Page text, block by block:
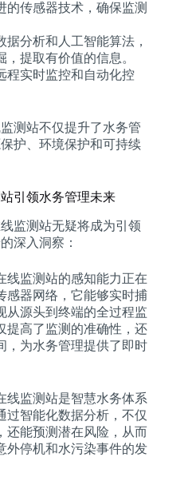
的传感器技术，确保监测
据分析和人工智能算法，
提取有价值的信息。
程实时监控和自动化控
测站不仅提升了水务管
护、环境保护和可持续
引领水务管理未来
监测站无疑将成为引领
深入洞察：
线监测站的感知能力正在
感器网络，它能够实时捕
从源头到终端的全过程监
提高了监测的准确性，还
，为水务管理提供了即时
线监测站是智慧水务体系
过智能化数据分析，不仅
还能预测潜在风险，从而
外停机和水污染事件的发